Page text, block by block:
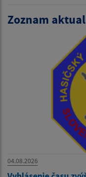
Zoznam
04.08.2026